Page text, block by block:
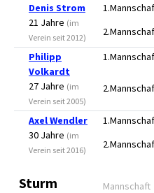
Denis Strom
21 Jahre (im
Verein seit 2012)
Philipp
Volkardt
27 Jahre (im
Verein seit 2005)
Axel Wendler
30 Jahre (im
Verein seit 2016)
Sturm Mannschaft